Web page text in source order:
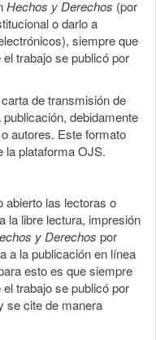
Hechos y Derechos (por
o darlo a
siempre que
trabajo se publicó por
de transmisión de
debidamente
autores. Este formato
la plataforma OJS.
abierto las lectoras o
la libre lectura, impresión
y Derechos por
a la publicación en línea
esto es que siempre
trabajo se publicó por
se cite de manera